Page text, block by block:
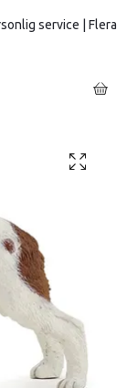
service | Flera